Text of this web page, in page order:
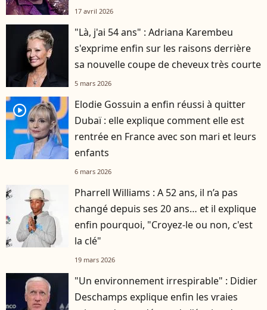
17 avril 2026
"Là, j'ai 54 ans" : Adriana Karembeu
s'exprime enfin sur les raisons derrière
sa nouvelle coupe de cheveux très courte
5 mars 2026
player2
Elodie Gossuin a enfin réussi à quitter
Dubaï : elle explique comment elle est
rentrée en France avec son mari et leurs
enfants
6 mars 2026
Pharrell Williams : A 52 ans, il n’a pas
changé depuis ses 20 ans… et il explique
enfin pourquoi, "Croyez-le ou non, c'est
la clé"
19 mars 2026
"Un environnement irrespirable" : Didier
Deschamps explique enfin les vraies